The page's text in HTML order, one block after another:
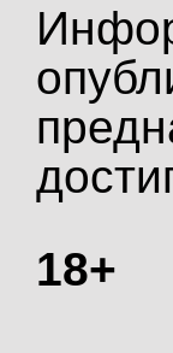
18+